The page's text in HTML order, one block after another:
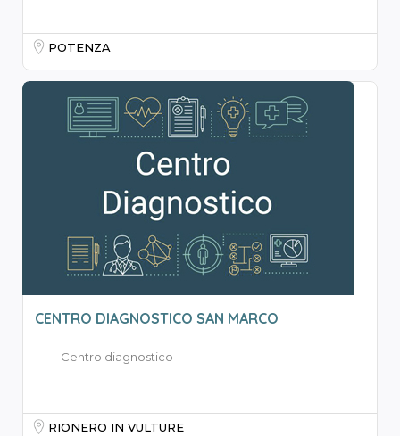
POTENZA
CENTRO DIAGNOSTICO SAN MARCO
Centro diagnostico
RIONERO IN VULTURE